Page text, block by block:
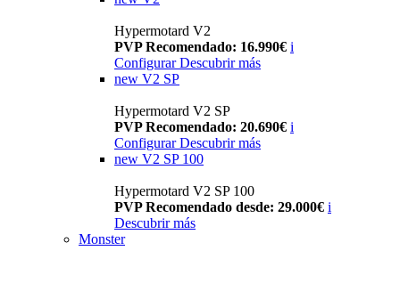
Hypermotard V2
PVP Recomendado: 16.990€ i
Configurar Descubrir más
new V2 SP
Hypermotard V2 SP
PVP Recomendado: 20.690€ i
Configurar Descubrir más
new V2 SP 100
Hypermotard V2 SP 100
PVP Recomendado desde: 29.000€ i
Descubrir más
Monster